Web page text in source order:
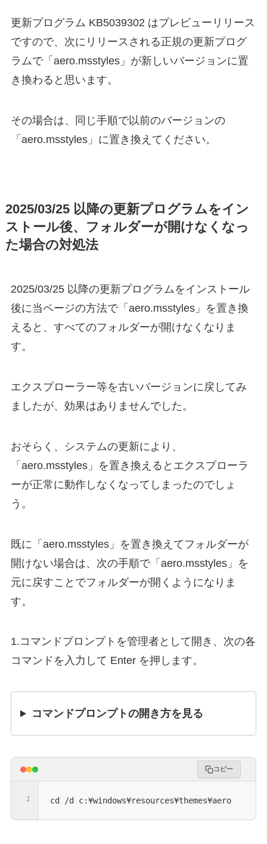
更新プログラム KB5039302 はプレビューリリース
ですので、次にリリースされる正規の更新プログ
ラムで「aero.msstyles」が新しいバージョンに置
き換わると思います。
その場合は、同じ手順で以前のバージョンの
「aero.msstyles」に置き換えてください。
2025/03/25 以降の更新プログラムをイン
ストール後、フォルダーが開けなくなっ
た場合の対処法
2025/03/25 以降の更新プログラムをインストール
後に当ページの方法で「aero.msstyles」を置き換
えると、すべてのフォルダーが開けなくなりま
す。
エクスプローラー等を古いバージョンに戻してみ
ましたが、効果はありませんでした。
おそらく、システムの更新により、
「aero.msstyles」を置き換えるとエクスプローラ
ーが正常に動作しなくなってしまったのでしょ
う。
既に「aero.msstyles」を置き換えてフォルダーが
開けない場合は、次の手順で「aero.msstyles」を
元に戻すことでフォルダーが開くようになりま
す。
1.コマンドプロンプトを管理者として開き、次の各
コマンドを入力して Enter を押します。
コマンドプロンプトの開き方を見る
コピー
cd /d c:¥windows¥resources¥themes¥aero